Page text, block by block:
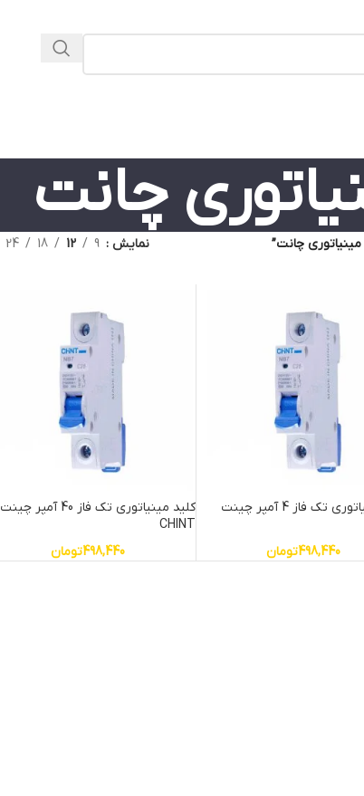
چانت
چانت” نمایش 9
12
18
24
کلید مینیاتوری تک فاز 4 آمپر چینت
498,440تومان
کلید مینیاتوری تک فاز 40 آمپر چینت
CHINT
498,440تومان